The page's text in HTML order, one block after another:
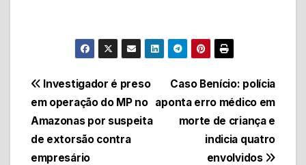
Navegação
de
Post
Caso Benício: polícia
aponta erro médico em
morte de criança e
indicia quatro
envolvidos
Investigador é preso
em operação do MP no
Amazonas por suspeita
de extorsão contra
empresário